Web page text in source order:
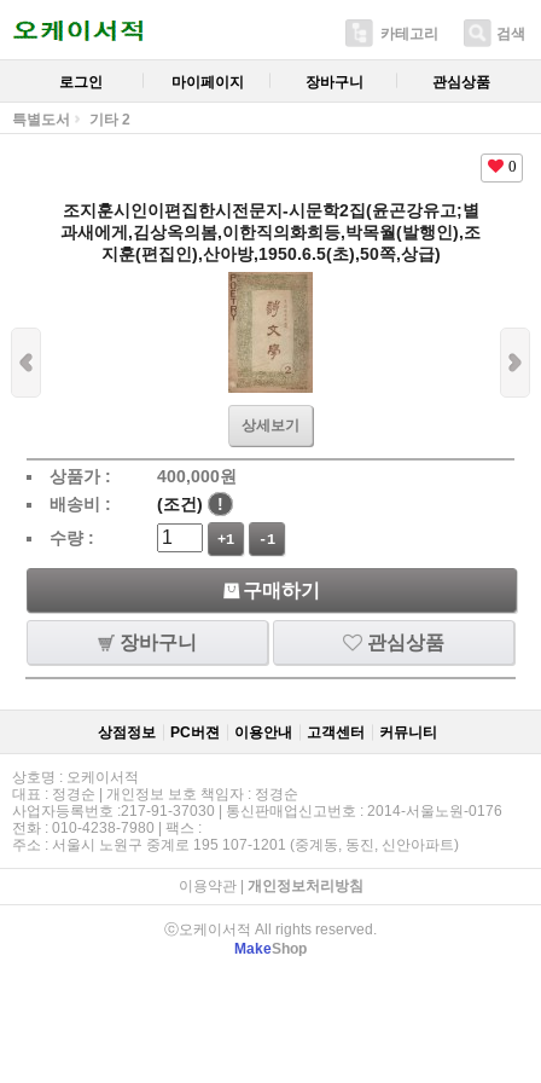
카테고리 검색
로그인 마이페이지 장바구니 관심상품
특별도서 기타 2
0
조지훈시인이편집한시전문지-시문학2집(윤곤강유고;별
과새에게,김상옥의봄,이한직의화희등,박목월(발행인),조
지훈(편집인),산아방,1950.6.5(초),50쪽,상급)
상세보기
상품가 : 400,000원
배송비 :
(조건)
!
수량 :
+1 -1
구매하기
장바구니 관심상품
상점정보 PC버젼 이용안내 고객센터 커뮤니티
상호명 : 오케이서적
대표 : 정경순 | 개인정보 보호 책임자 : 정경순
사업자등록번호 :217-91-37030 | 통신판매업신고번호 : 2014-서울노원-0176
전화 : 010-4238-7980 | 팩스 :
주소 : 서울시 노원구 중계로 195 107-1201 (중계동, 동진, 신안아파트)
이용약관| 개인정보처리방침
ⓒ오케이서적 All rights reserved.
MakeShop